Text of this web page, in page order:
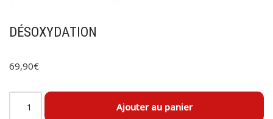
DÉSOXYDATION
69,90€
Ajouter au panier